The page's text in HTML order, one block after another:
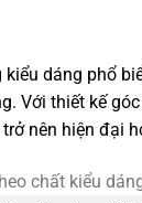
dáng phổ
Với thiết kế
nên hiện đại